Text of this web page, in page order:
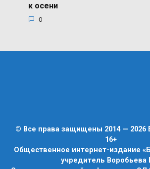
к осени
0
© Все права защищены 2014 — 2026
16+
Общественное интернет-издание
учредитель Воробьева